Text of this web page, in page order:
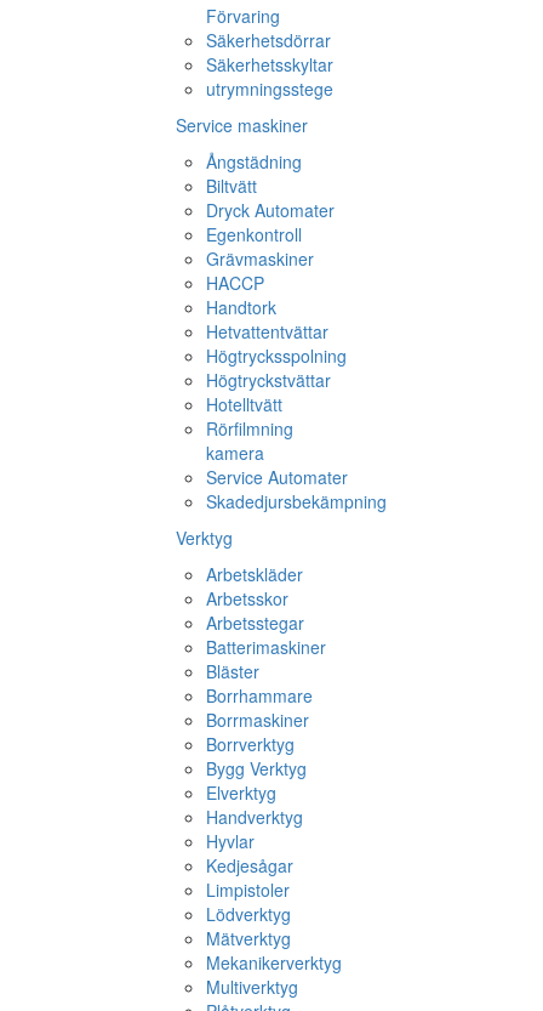
Förvaring
Säkerhetsdörrar
Säkerhetsskyltar
utrymningsstege
Service maskiner
Ångstädning
Biltvätt
Dryck Automater
Egenkontroll
Grävmaskiner
HACCP
Handtork
Hetvattentvättar
Högtrycksspolning
Högtryckstvättar
Hotelltvätt
Rörfilmning
kamera
Service Automater
Skadedjursbekämpning
Verktyg
Arbetskläder
Arbetsskor
Arbetsstegar
Batterimaskiner
Bläster
Borrhammare
Borrmaskiner
Borrverktyg
Bygg Verktyg
Elverktyg
Handverktyg
Hyvlar
Kedjesågar
Limpistoler
Lödverktyg
Mätverktyg
Mekanikerverktyg
Multiverktyg